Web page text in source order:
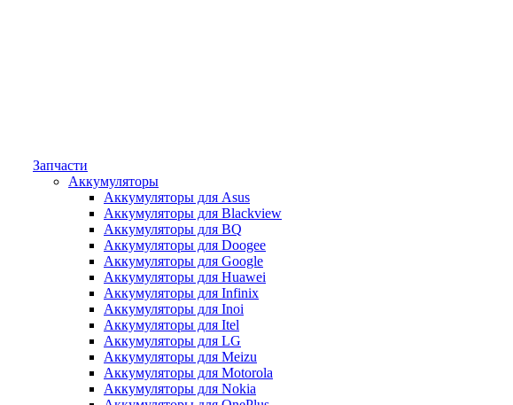
Запчасти
Аккумуляторы
Аккумуляторы для Asus
Аккумуляторы для Blackview
Аккумуляторы для BQ
Аккумуляторы для Doogee
Аккумуляторы для Google
Аккумуляторы для Huawei
Аккумуляторы для Infinix
Аккумуляторы для Inoi
Аккумуляторы для Itel
Аккумуляторы для LG
Аккумуляторы для Meizu
Аккумуляторы для Motorola
Аккумуляторы для Nokia